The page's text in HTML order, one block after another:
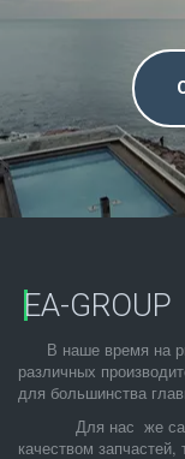
EA-GROUP
различных
для большинства
Для нас  же самое
качеством